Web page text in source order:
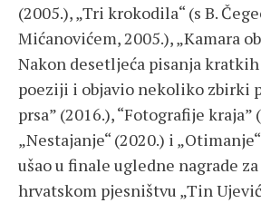
(2005.), „Tri krokodila“ (s B.
Mićanovićem, 2005.), „Kamara
Nakon desetljeća pisanja
poeziji i objavio nekoliko zbirki
prsa” (2016.), “Fotografije kraja”
„Nestajanje“ (2020.) i
ušao u finale ugledne nagrade
hrvatskom pjesništvu „Tin